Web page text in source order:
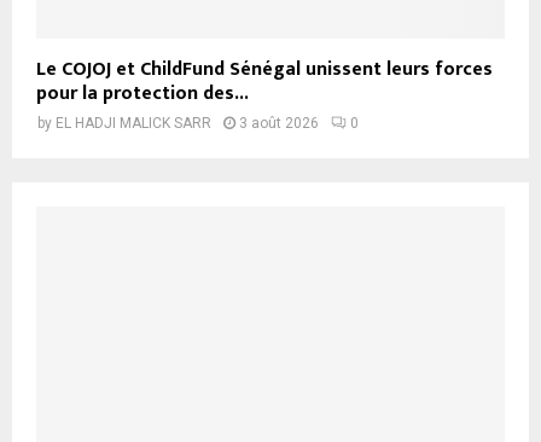
Le COJOJ et ChildFund Sénégal unissent leurs forces
pour la protection des...
by EL HADJI MALICK SARR 3 août 2026 0